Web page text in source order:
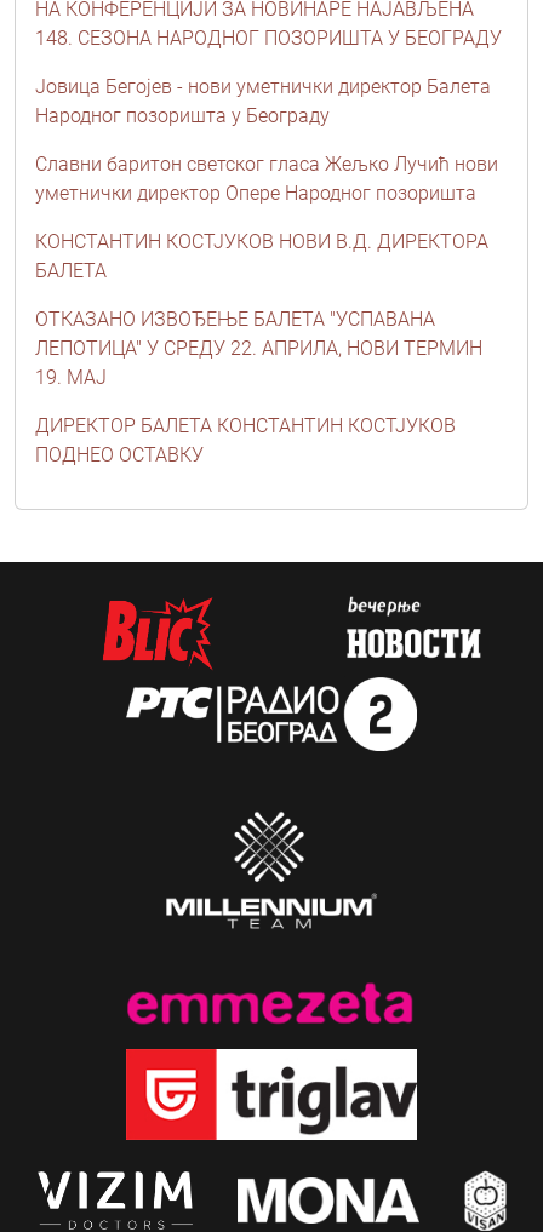
НА КОНФЕРЕНЦИЈИ ЗА НОВИНАРЕ НАЈАВЉЕНА
148. СЕЗОНА НАРОДНОГ ПОЗОРИШТА У БЕОГРАДУ
Јовица Бегојев - нови уметнички директор Балета
Народног позоришта у Београду
Славни баритон светског гласа Жељко Лучић нови
уметнички директор Опере Народног позоришта
КОНСТАНТИН КОСТЈУКОВ НОВИ В.Д. ДИРЕКТОРА
БАЛЕТА
ОТКАЗАНО ИЗВОЂЕЊЕ БАЛЕТА "УСПАВАНА
ЛЕПОТИЦА" У СРЕДУ 22. АПРИЛА, НОВИ ТЕРМИН
19. МАЈ
ДИРЕКТОР БАЛЕТА КОНСТАНТИН КОСТЈУКОВ
ПОДНЕО ОСТАВКУ